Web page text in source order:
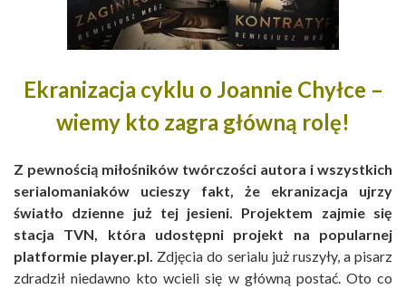
Ekranizacja cyklu o Joannie Chyłce –
wiemy kto zagra główną rolę!
Z pewnością miłośników twórczości autora i wszystkich
serialomaniaków ucieszy fakt, że ekranizacja ujrzy
światło dzienne już tej jesieni. Projektem zajmie się
stacja TVN, która udostępni projekt na popularnej
platformie player.pl. Zdjęcia do serialu już ruszyły, a pisarz
zdradził niedawno kto wcieli się w główną postać. Oto co